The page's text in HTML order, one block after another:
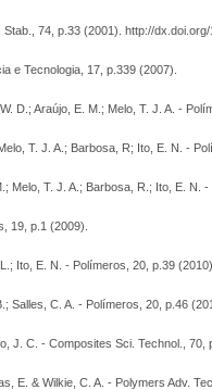
74, p.33 (2001). http://
e Tecnologia, 17, p.339 (2007).
D.; Araújo, E. M.; Melo, T. J. A. -
T. J. A.; Barbosa, R; Ito, E. N. -
Melo, T. J. A.; Barbosa, R.; Ito, E. N.
19, p.1 (2009).
Ito, E. N. - Polímeros, 20, p.39 (2010).
Salles, C. A. - Polímeros, 20, p.46
J. C. - Composites Sci. Technol.,
E. & Wilkie, C. A. - Polymers Adv.